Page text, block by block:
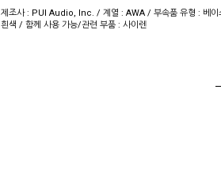
제조사 : PUI Audio, Inc. / 계열 : AWA / 부속품 유형 : 베
흰색 / 함께 사용 가능/관련 부품 : 사이렌